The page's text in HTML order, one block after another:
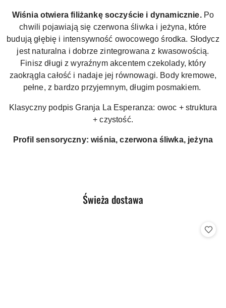
Wiśnia otwiera filiżankę soczyście i dynamicznie. Po
chwili pojawiają się czerwona śliwka i jeżyna, które
budują głębię i intensywność owocowego środka. Słodycz
jest naturalna i dobrze zintegrowana z kwasowością.
Finisz długi z wyraźnym akcentem czekolady, który
zaokrągla całość i nadaje jej równowagi. Body kremowe,
pełne, z bardzo przyjemnym, długim posmakiem.
Klasyczny podpis Granja La Esperanza: owoc + struktura
+ czystość.
Profil sensoryczny: wiśnia, czerwona śliwka, jeżyna
Pomiń karuzelę produktów
Produkty
Świeża dostawa